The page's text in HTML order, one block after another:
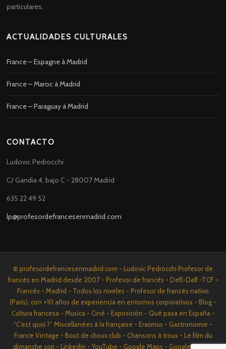
particulares.
ACTUALIDADES CULTURALES
France – Espagne à Madrid
France – Maroc à Madrid
France – Paraguay à Madrid
CONTACTO
Ludovic Pedrocchi
C/ Gandia 4, bajo C - 28007 Madrid
635 22 49 52
lp@profesordefrancesenmadrid.com
© profesordefrancesenmadrid.com - Ludovic Pedrocchi Profesor de
francés en Madrid desde 2007 - Profesor de francés - Defl-Dalf -TCF -
Francés - Madrid - Todos los niveles - Profesor de francés nativo
(París), con +10 años de experiencia en entornos corporativos - Blog -
Cultura francesa - Musica - Ciné - Exposición - Qué pasa en España -
“C’est quoi ?” Miscellanées à la française - Erasmus - Gastronomie -
France Vintage - Bout de choux club - Chansons à trous - Le film du
dimanche soir - Linkedin - YouTube - Google Maps - Google News -